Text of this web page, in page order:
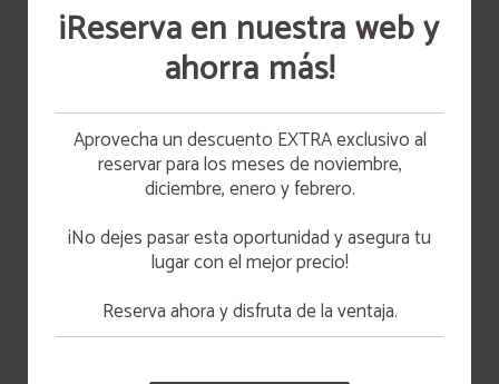
¡Reserva en nuestra web y
ahorra más!
Aprovecha un descuento EXTRA exclusivo al
reservar para los meses de noviembre,
diciembre, enero y febrero.
¡No dejes pasar esta oportunidad y asegura tu
lugar con el mejor precio!
Reserva ahora y disfruta de la ventaja.
DESAYUNOS
Desayuna en Hotel
Vetusta
DESAYUNA CON NOSOTROS O RESERVA TU
BIZCOCHO
Ven a desayunar a nuestra cafetería o contacta
con nosotros para reservar un bizcocho.
MÁS INFO
10% de Descuento
APROVÉCHATE DE UN DESCUENTO DEL 10%